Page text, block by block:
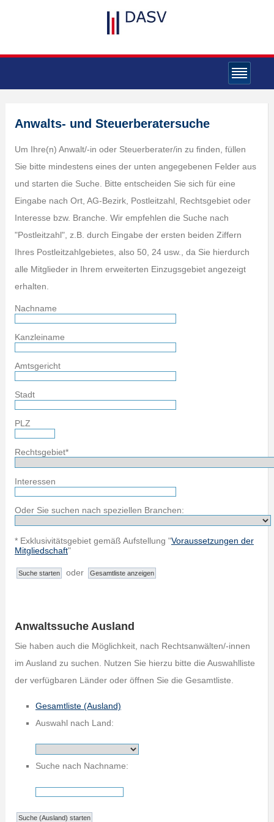
Anwalts- und Steuerberatersuche
Um Ihre(n) Anwalt/-in oder Steuerberater/in zu finden, füllen
Sie bitte mindestens eines der unten angegebenen Felder aus
und starten die Suche. Bitte entscheiden Sie sich für eine
Eingabe nach Ort, AG-Bezirk, Postleitzahl, Rechtsgebiet oder
Interesse bzw. Branche. Wir empfehlen die Suche nach
"Postleitzahl", z.B. durch Eingabe der ersten beiden Ziffern
Ihres Postleitzahlgebietes, also 50, 24 usw., da Sie hierdurch
alle Mitglieder in Ihrem erweiterten Einzugsgebiet angezeigt
erhalten.
Nachname
Kanzleiname
Amtsgericht
Stadt
PLZ
Rechtsgebiet*
Interessen
Oder Sie suchen nach speziellen Branchen:
* Exklusivitätsgebiet gemäß Aufstellung "Voraussetzungen der
Mitgliedschaft"
oder
Anwaltssuche Ausland
Sie haben auch die Möglichkeit, nach Rechtsanwälten/-innen
im Ausland zu suchen. Nutzen Sie hierzu bitte die Auswahlliste
der verfügbaren Länder oder öffnen Sie die Gesamtliste.
Gesamtliste (Ausland)
Auswahl nach Land:
Suche nach Nachname: